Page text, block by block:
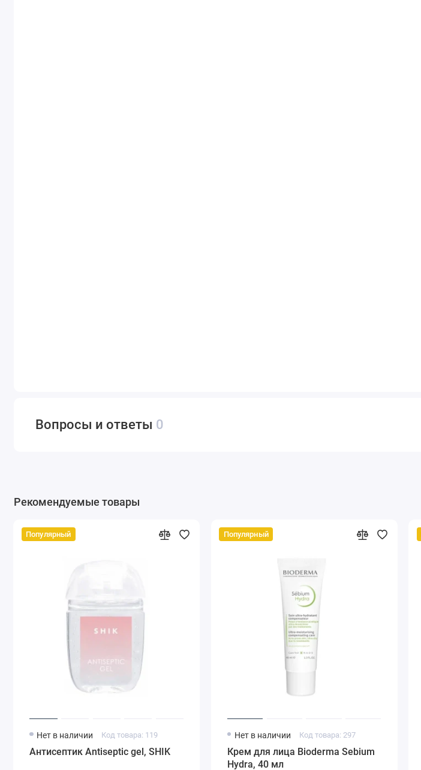
Вопросы и ответы 0
Рекомендуемые товары
Популярный
Нет в наличии Код товара: 119
Антисептик Antiseptic gel, SHIK
Популярный
Нет в наличии Код товара: 297
Крем для лица Bioderma Sebium
Hydra, 40 мл